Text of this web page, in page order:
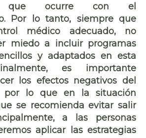
que ocurre con el
Por lo tanto, siempre que
médico adecuado, no
miedo a incluir programas
y adaptados en esta
es importante
los efectos negativos del
por lo que en la situación
se recomienda evitar salir
a las personas
aplicar las estrategias